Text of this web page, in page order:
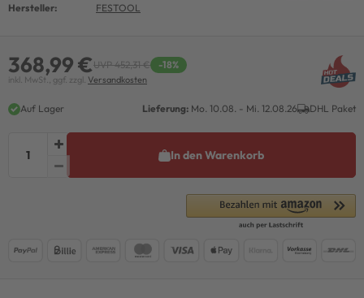
Hersteller:
FESTOOL
368,99 €UVP 452,31 € -18%
inkl. MwSt., ggf. zzgl. Versandkosten
Auf Lager Lieferung: Mo. 10.08. - Mi. 12.08.26 DHL Paket
In den Warenkorb